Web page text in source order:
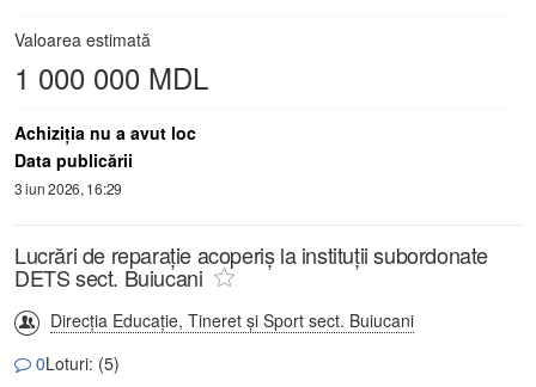
Valoarea estimată
1 000 000 MDL
Achiziţia nu a avut loc
Data publicării
3 iun 2026, 16:29
Lucrări de reparație acoperiș la instituții subordonate
DETS sect. Buiucani
Direcţia Educaţie, Tineret şi Sport sect. Buiucani
0Loturi: (5)